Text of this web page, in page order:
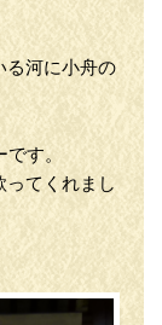
る河に小舟の
す。
ってくれまし